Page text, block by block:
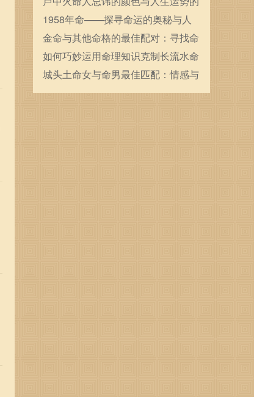
巧妙关联
1958年命——探寻命运的奥秘与人
生的转折点
金命与其他命格的最佳配对：寻找命
中注定的缘分
如何巧妙运用命理知识克制长流水命
特质，掌控人生的方向与命运
城头土命女与命男最佳匹配：情感与
命理的完美交融